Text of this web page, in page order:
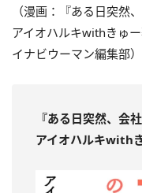
（漫画：『ある日突然
アイオハルキwithきゅ
イナビウーマン編集部）
『ある日突然、会
アイオハルキwith